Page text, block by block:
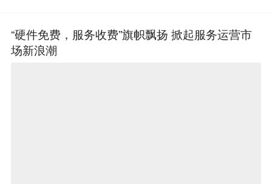
“硬件免费，服务收费”旗帜飘扬 掀起服务运营市
场新浪潮